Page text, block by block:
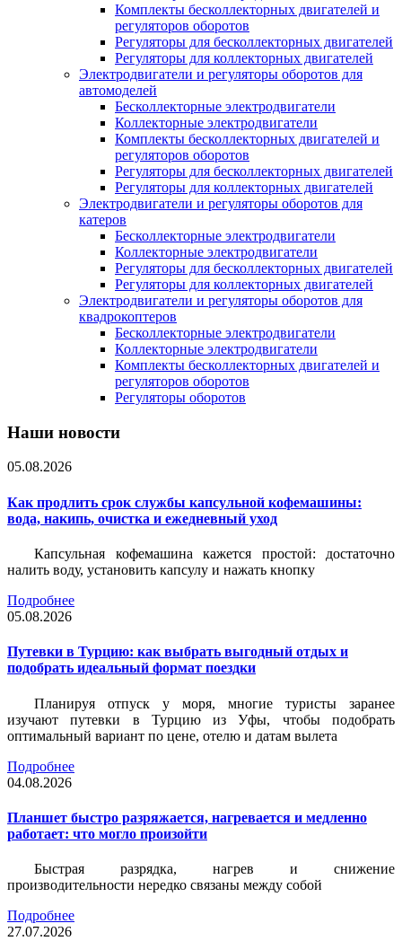
Комплекты бесколлекторных двигателей и
регуляторов оборотов
Регуляторы для бесколлекторных двигателей
Регуляторы для коллекторных двигателей
Электродвигатели и регуляторы оборотов для
автомоделей
Бесколлекторные электродвигатели
Коллекторные электродвигатели
Комплекты бесколлекторных двигателей и
регуляторов оборотов
Регуляторы для бесколлекторных двигателей
Регуляторы для коллекторных двигателей
Электродвигатели и регуляторы оборотов для
катеров
Бесколлекторные электродвигатели
Коллекторные электродвигатели
Регуляторы для бесколлекторных двигателей
Регуляторы для коллекторных двигателей
Электродвигатели и регуляторы оборотов для
квадрокоптеров
Бесколлекторные электродвигатели
Коллекторные электродвигатели
Комплекты бесколлекторных двигателей и
регуляторов оборотов
Регуляторы оборотов
Наши новости
05.08.2026
Как продлить срок службы капсульной кофемашины:
вода, накипь, очистка и ежедневный уход
Капсульная кофемашина кажется простой: достаточно
налить воду, установить капсулу и нажать кнопку
Подробнее
05.08.2026
Путевки в Турцию: как выбрать выгодный отдых и
подобрать идеальный формат поездки
Планируя отпуск у моря, многие туристы заранее
изучают путевки в Турцию из Уфы, чтобы подобрать
оптимальный вариант по цене, отелю и датам вылета
Подробнее
04.08.2026
Планшет быстро разряжается, нагревается и медленно
работает: что могло произойти
Быстрая разрядка, нагрев и снижение
производительности нередко связаны между собой
Подробнее
27.07.2026